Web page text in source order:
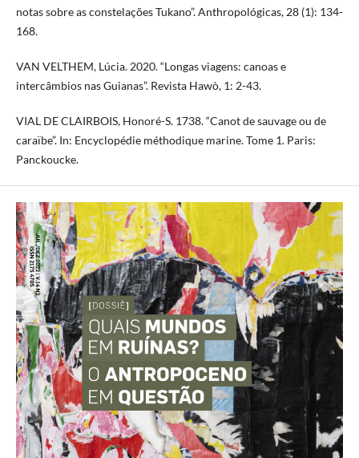
notas sobre as constelações Tukano”. Anthropológicas, 28 (1): 134-
168.
VAN VELTHEM, Lúcia. 2020. “Longas viagens: canoas e
intercâmbios nas Guianas”. Revista Hawò, 1: 2-43.
VIAL DE CLAIRBOIS, Honoré-S. 1738. “Canot de sauvage ou de
caraïbe”. In: Encyclopédie méthodique marine. Tome 1. Paris:
Panckoucke.